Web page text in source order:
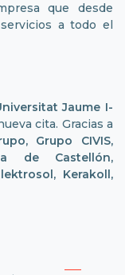
que desde
a todo el
Jaume I-
cita. Gracias a
Grupo CIVIS,
de Castellón,
Kerakoll,